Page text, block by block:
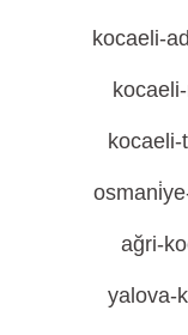
kocaeli-
ağri-
yalova-